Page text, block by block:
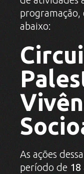
abaixo:
As ações
período de 18